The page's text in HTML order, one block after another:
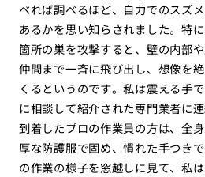
べれば調べるほど、自力でのスズ
あるかを思い知らされました。特
箇所の巣を攻撃すると、壁の内部
仲間まで一斉に飛び出し、想像を
くるというのです。私は震える手
に相談して紹介された専門業者に
到着したプロの作業員の方は、全
厚な防護服で固め、慣れた手つき
の作業の様子を窓越しに見て、私